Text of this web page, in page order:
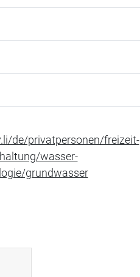
de/privatpersonen/freizeit-
wasser-
grundwasser